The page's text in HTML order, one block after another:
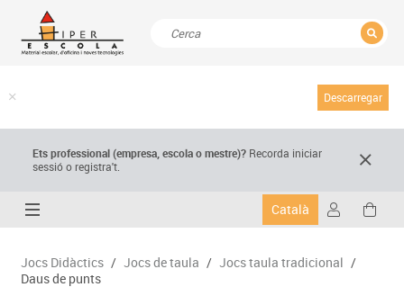
Descarregar
Ets professional (empresa,escola o mestre)? Recorda iniciar
sessió o registra't.
Català
Jocs Didàctics / Jocs de taula / Jocs taula tradicional /
Daus de punts